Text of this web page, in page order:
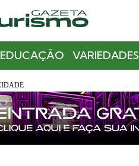
EDUCAÇÃO VARIEDADES